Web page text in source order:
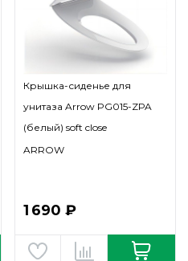
Крышка-сиденье для
унитаза Arrow PG015-ZPA
(белый) soft close
ARROW
1 690 ₽